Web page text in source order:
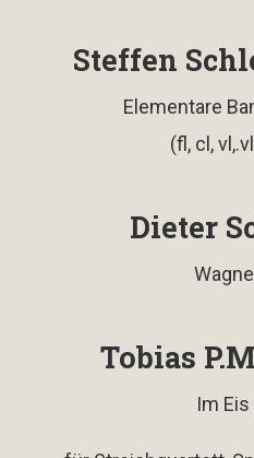
Steffen
Elementare
(fl, cl,
Dieter
Tobias
Im Eis